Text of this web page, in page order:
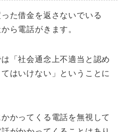
た借金を返さないでいる
ら電話がきます。
「社会通念上不適当と認め
はいけない」ということに
かってくる電話を無視して